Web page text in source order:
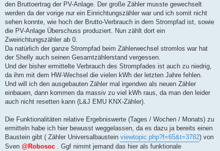
den Bruttoertrag der PV-Anlage. Der große Zähler musste gewechselt
werden da der vorige nur ein Einrichtungszähler war und ich somit nicht
sehen konnte, wie hoch der Brutto-Verbrauch in dem Strompfad ist, sowie
die PV-Anlage Überschuss produziert. Nun zählt dort ein
Zweirichtungszähler ab 0.
Da natürlich der ganze Strompfad beim Zählerwechsel stromlos war hat
der Shelly auch seinen Gesamtzählerstand vergessen.
Und der bisher ermittelte Verbrauch des Strompfades ist auch zu niedrig,
da ihm mit dem HW-Wechsel die vielen kWh der letzten Jahre fehlen.
Und will ich den ausgebauten Zähler mal irgendwo als neuen Zähler
einbauen, dann kommen da massiv zu viel kWh raus, da man den leider
auch nicht resetten kann (L&J EMU KNX-Zähler).
Die Funktionalitäten relative Ergebniswerte (Tages / Wochen / Monats) zu
ermitteln habe ich hier bewusst weggelassen, da es dazu ja bereits einen
Baustein gibt ( Zähler Universalbaustein viewtopic.php?f=65&t=3782) von
Sven @Robosoc . Ggf nimmt jemand das hier als funktionale